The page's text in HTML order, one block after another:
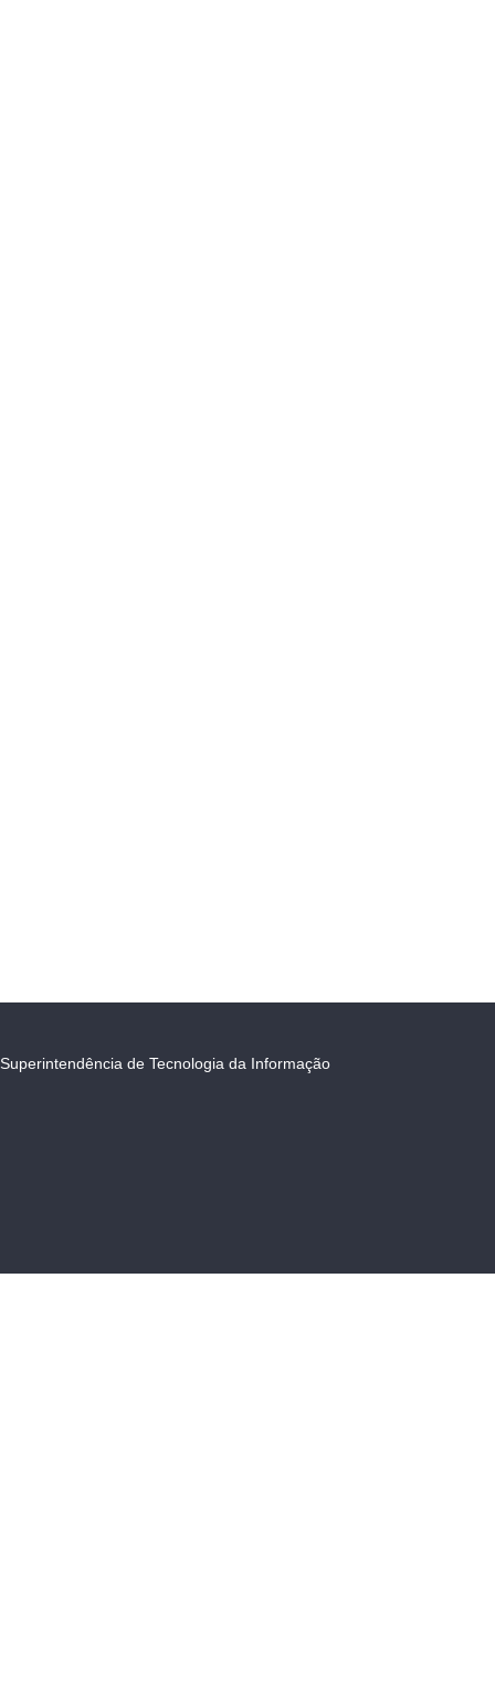
Superintendência de Tecnologia da Informação